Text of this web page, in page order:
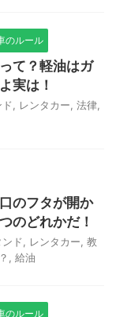
のルール
て？軽油はガ
実は！
, レンタカー, 法律,
のフタが開か
のどれかだ！
ド, レンタカー, 教
, 給油
のルール